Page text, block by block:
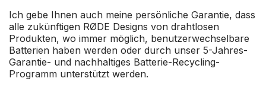
Ich gebe Ihnen auch meine persönliche Garantie, dass
alle zukünftigen RØDE Designs von drahtlosen
Produkten, wo immer möglich, benutzerwechselbare
Batterien haben werden oder durch unser 5-Jahres-
Garantie- und nachhaltiges Batterie-Recycling-
Programm unterstützt werden.